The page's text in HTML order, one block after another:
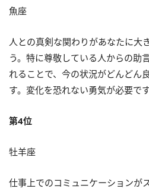
魚座
人との真剣な関わりがあなたに大
う。特に尊敬している人からの助
れることで、今の状況がどんどん
す。変化を恐れない勇気が必要です
第4位
牡羊座
仕事上でのコミュニケーションが